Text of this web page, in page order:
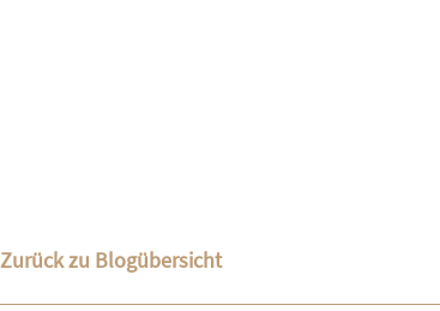
Zurück zu Blogübersicht